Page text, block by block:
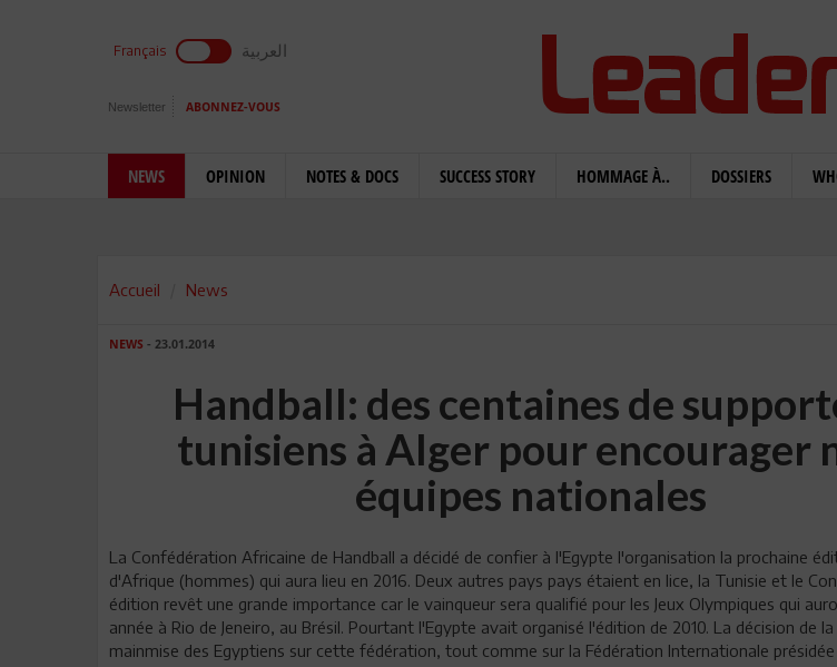
Français العربية
Newsletter ABONNEZ-VOUS
NEWS OPINION NOTES & DOCS SUCCESS STORY HOMMAGE À.. DOSSIERS
Accueil News
NEWS - 23.01.2014
Handball: des centaines de
tunisiens à Alger pour encourager
équipes nationales
La Confédération Africaine de Handball a décidé de confier à l'Egypte l'organisation la prochaine
d'Afrique (hommes) qui aura lieu en 2016. Deux autres pays pays étaient en lice, la Tunisie et le
édition revêt une grande importance car le vainqueur sera qualifié pour les Jeux Olympiques qui
année à Rio de Jeneiro, au Brésil. Pourtant l'Egypte avait organisé l'édition de 2010. La décision de
mainmise des Egyptiens sur cette fédération, tout comme sur la Fédération Internationale présidée